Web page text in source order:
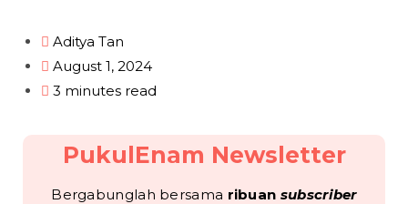
Aditya Tan
August 1, 2024
3 minutes read
PukulEnam Newsletter
Bergabunglah bersama ribuan subscriber